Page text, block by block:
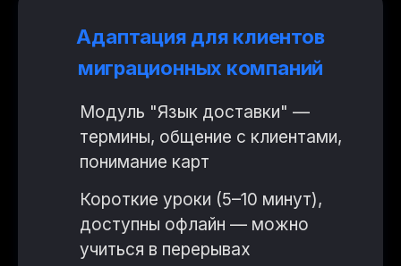
Адаптация для клиентов
миграционных компаний
Модуль "Язык доставки" —
термины, общение с клиентами,
понимание карт
Короткие уроки (5–10 минут),
доступны офлайн — можно
учиться в перерывах